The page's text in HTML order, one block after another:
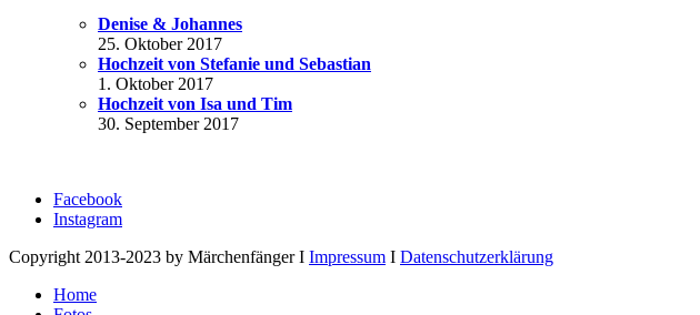
Denise & Johannes
25. Oktober 2017
Hochzeit von Stefanie und Sebastian
1. Oktober 2017
Hochzeit von Isa und Tim
30. September 2017
Facebook
Instagram
Copyright 2013-2023 by Märchenfänger I Impressum I Datenschutzerklärung
Home